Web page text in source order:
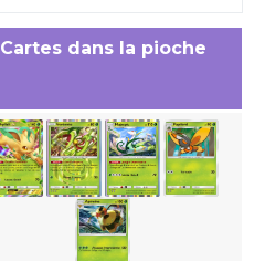
Cartes dans la pioche